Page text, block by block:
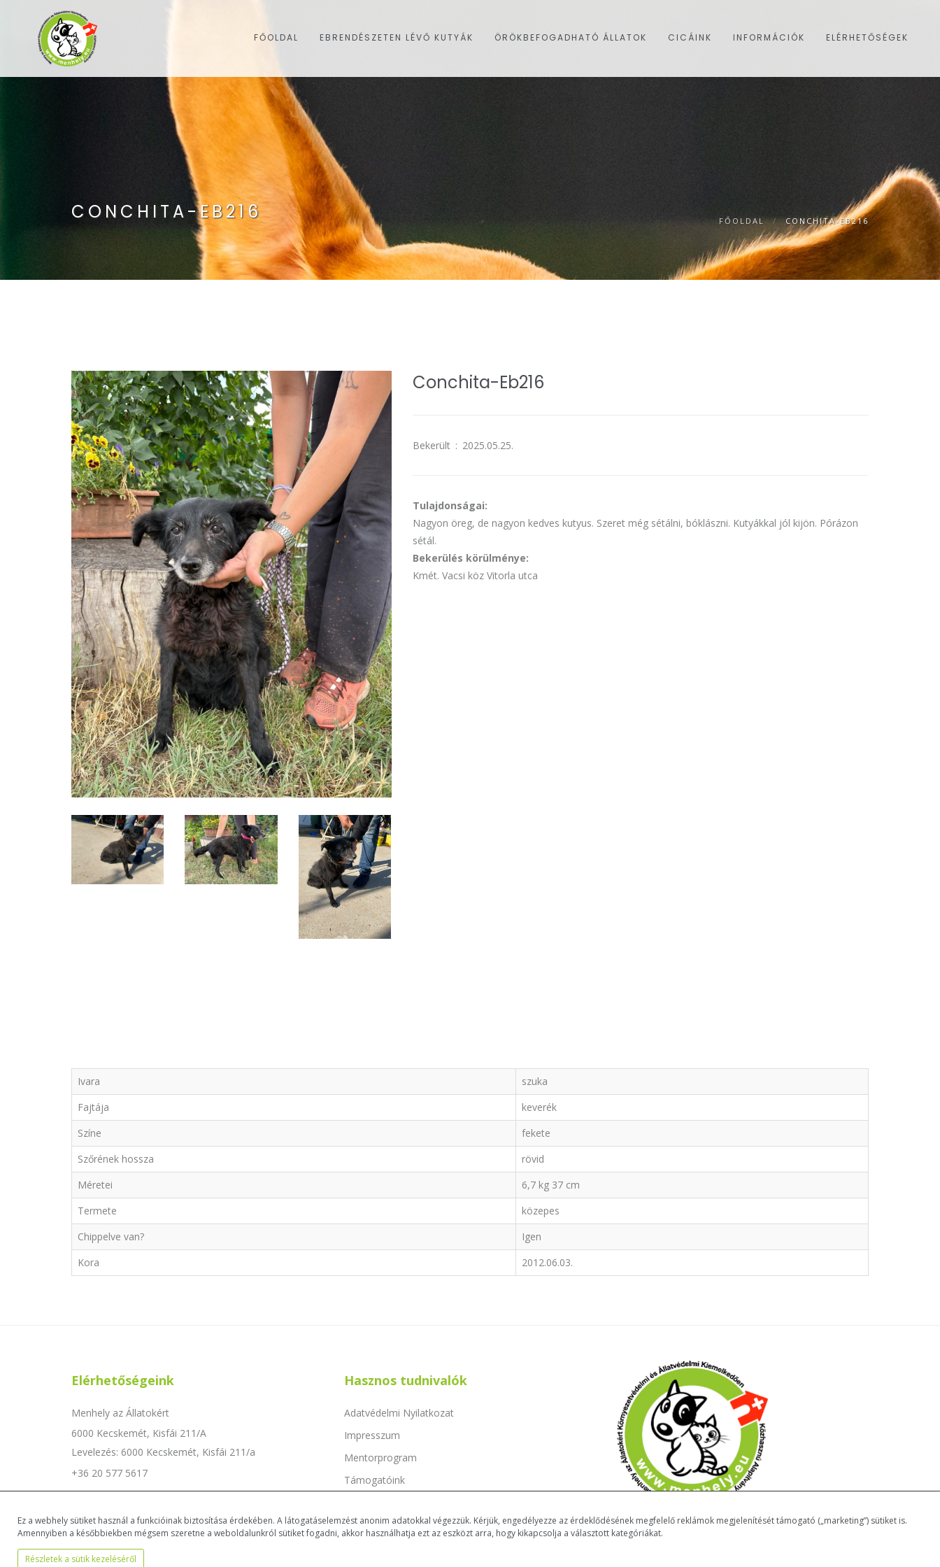
Ez a webhely sütiket használ a funkcióinak biztosítása érdekében. A látogatáselemzést anonim adatokkal végezzük. Kérjük, engedélyezze az érdeklődésének megfelelő reklámok megjelenítését támogató („marketing”) sütiket is.
Amennyiben a későbbiekben mégsem szeretne a weboldalunkról sütiket fogadni, akkor használhatja ezt az eszközt arra, hogy kikapcsolja a választott kategóriákat.
Részletek a sütik kezeléséről
FŐOLDAL EBRENDÉSZETEN LÉVŐ KUTYÁK ÖRÖKBEFOGADHATÓ ÁLLATOK CICÁINK INFORMÁCIÓK ELÉRHETŐSÉGEK
CONCHITA-EB216 FŐOLDAL / CONCHITA-EB216
Conchita-Eb216
Bekerült : 2025.05.25.
Tulajdonságai:
Nagyon öreg, de nagyon kedves kutyus. Szeret még sétálni, bóklászni. Kutyákkal jól kijön. Pórázon
sétál.
Bekerülés körülménye:
Kmét. Vacsi köz Vitorla utca
Ivara
szuka
Fajtája
keverék
Színe
fekete
Szőrének hossza
rövid
Méretei
6,7 kg 37 cm
Termete
közepes
Chippelve van?
Igen
Kora
2012.06.03.
Elérhetőségeink
Menhely az Állatokért
6000 Kecskemét, Kisfái 211/A
Levelezés: 6000 Kecskemét, Kisfái 211/a
+36 20 577 5617
info@menhely.eu
Örökbefogadás: +36 70 198 2727
Hasznos tudnivalók
Adatvédelmi Nyilatkozat
Impresszum
Mentorprogram
Támogatóink